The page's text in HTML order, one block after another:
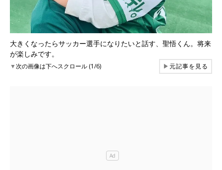
大きくなったらサッカー選手になりたいと話す、聖悟くん。将来
が楽しみです。
▼次の画像は下へスクロール (1/6) ▶元記事を見る